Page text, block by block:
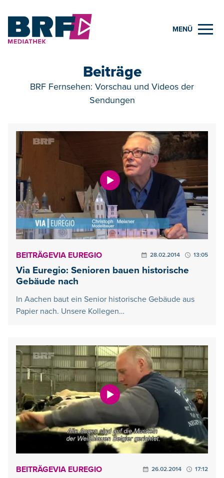
MENÜ
Beiträge
BRF Fernsehen: Vorschau und Videos der
Sendungen
BEITRÄGEVIA EUREGIO 28.02.2014 13:05
Via Euregio: Senioren bauen historische
Gebäude nach
In Aachen baut ein Senior historische Gebäude aus
Papier nach. Unsere Kollegen…
BEITRÄGEVIA EUREGIO 26.02.2014 17:12